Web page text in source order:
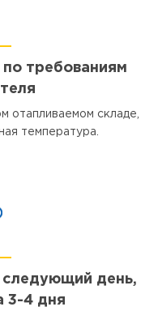
требованиям
отапливаемом складе,
температура.
день,
3-4 дня